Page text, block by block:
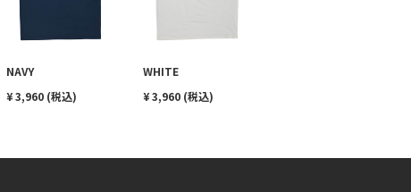
NAVY
¥ 3,960 (税込)
WHITE
¥ 3,960 (税込)